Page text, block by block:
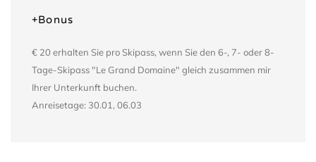
+Bonus
€ 20 erhalten Sie pro Skipass, wenn Sie den 6-, 7- oder 8-
Tage-Skipass "Le Grand Domaine" gleich zusammen mir
Ihrer Unterkunft buchen.
Anreisetage: 30.01, 06.03